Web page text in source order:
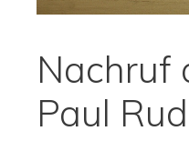
Nachruf
Paul